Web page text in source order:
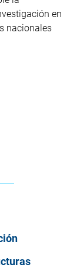
en
nacionales